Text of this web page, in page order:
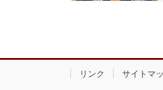
く
ウ
ィ
ン
リンク サイトマ